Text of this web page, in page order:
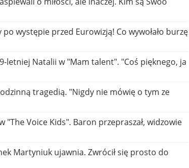
po występie przed Eurowizją! Co wywołało burzę
letniej Natalii w "Mam talent". "Coś pięknego, ja
tragedią. "Nigdy nie mówię o tym ze
"The Voice Kids". Baron przepraszał, widzowie
Martyniuk ujawnia. Zwrócił się prosto do